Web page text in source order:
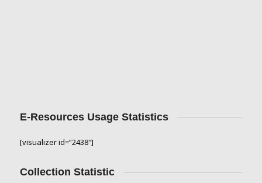
E-Resources Usage Statistics
[visualizer id=”2438″]
Collection Statistic